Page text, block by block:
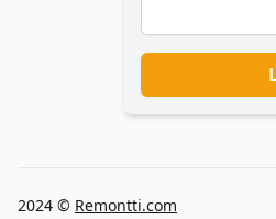
2024 © Remontti.com